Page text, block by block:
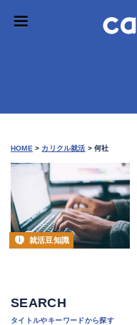
HOME > カリクル就活 >何社
就活豆知識
SEARCH
タイトルやキーワードから探す